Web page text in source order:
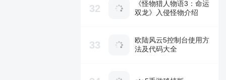
32
《怪物猎人物语3：命运
双龙》入侵怪物介绍
33
欧陆风云5控制台使用方
法及代码大全